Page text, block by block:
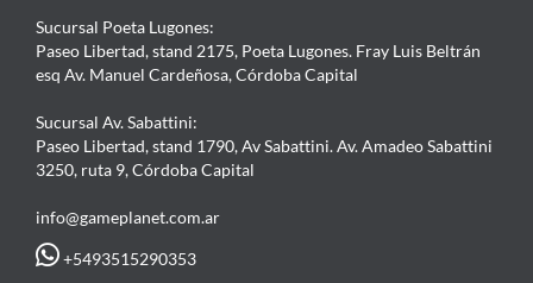
Sucursal Poeta Lugones:
Paseo Libertad, stand 2175, Poeta Lugones. Fray Luis Beltrán
esq Av. Manuel Cardeñosa, Córdoba Capital
Sucursal Av. Sabattini:
Paseo Libertad, stand 1790, Av Sabattini. Av. Amadeo Sabattini
3250, ruta 9, Córdoba Capital
info@gameplanet.com.ar
+5493515290353